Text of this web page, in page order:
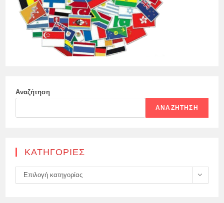
Αναζήτηση
ΑΝΑΖΉΤΗΣΗ
KΑΤΗΓΟΡΊΕΣ
Kατηγορίες
Επιλογή κατηγορίας